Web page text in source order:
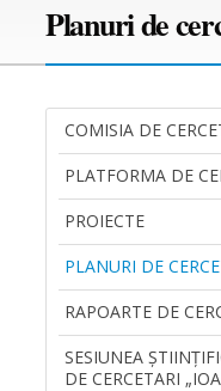
Planuri de
COMISIA DE
PLATFORMA DE
PROIECTE
PLANURI DE
RAPOARTE DE
SESIUNEA
DE CERCETARI